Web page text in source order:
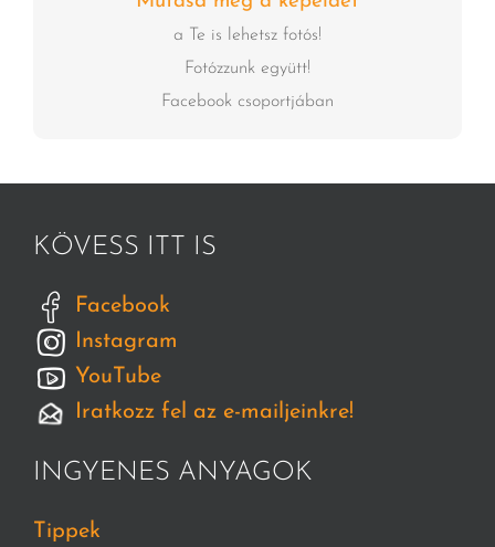
a Te is lehetsz fotós!
Fotózzunk együtt!
Facebook csoportjában
KÖVESS ITT IS
Facebook
Instagram
YouTube
Iratkozz fel az e-mailjeinkre!
INGYENES ANYAGOK
Tippek